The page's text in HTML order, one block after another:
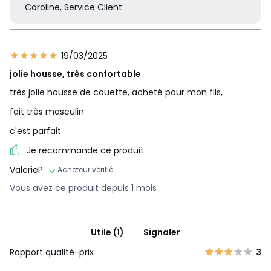
Caroline, Service Client
19/03/2025
jolie housse, très confortable
très jolie housse de couette, acheté pour mon fils,
fait très masculin
c'est parfait
Je recommande ce produit
ValerieP
Acheteur vérifié
Vous avez ce produit depuis 1 mois
Utile (1)
Signaler
Rapport qualité-prix
3